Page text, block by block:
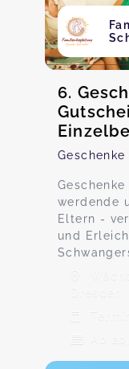
6.
werdende
Eltern -
und
Dresden
Ab